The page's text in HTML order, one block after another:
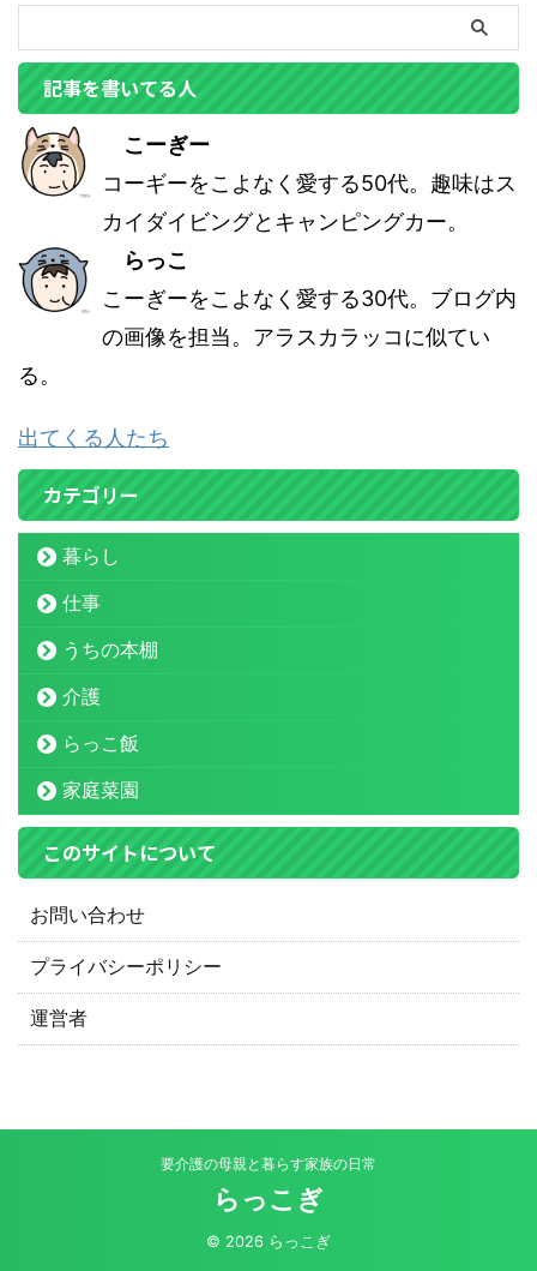
記事を書いてる人
こーぎー
コーギーをこよなく愛する50代。趣味はス
カイダイビングとキャンピングカー。
らっこ
こーぎーをこよなく愛する30代。ブログ内
の画像を担当。アラスカラッコに似てい
る。
出てくる人たち
カテゴリー
暮らし
仕事
うちの本棚
介護
らっこ飯
家庭菜園
このサイトについて
お問い合わせ
プライバシーポリシー
運営者
要介護の母親と暮らす家族の日常
らっこぎ
© 2026 らっこぎ